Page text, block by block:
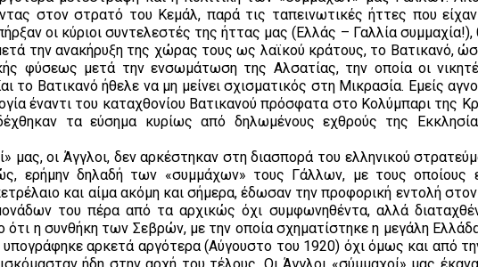
στον στρατό του Κεμάλ, παρά τις ταπεινωτικές ήττες που
οι κύριοι συντελεστές της ήττας μας (Ελλάς – Γαλλία συμμαχία!),
την ανακήρυξη της χώρας τους ως λαϊκού κράτους, το Βατικανό,
φύσεως μετά την ενσωμάτωση της Αλσατίας, την οποία οι
το Βατικανό ήθελε να μη μείνει σχισματικός στη Μικρασία. Εμείς
έναντι του καταχθονίου Βατικανού πρόσφατα στο Κολύμπαρι της
τα εύσημα κυρίως από δηλωμένους εχθρούς της
μας, οι Άγγλοι, δεν αρκέστηκαν στη διασπορά του ελληνικού
ερήμην δηλαδή των «συμμάχων» τους Γάλλων, με τους οποίους
και αίμα ακόμη και σήμερα, έδωσαν την προφορική εντολή
του πέρα από τα αρχικώς όχι συμφωνηθέντα, αλλά
ότι η συνθήκη των Σεβρών, με την οποία σχηματίστηκε η μεγάλη
αρκετά αργότερα (Αύγουστο του 1920) όχι όμως και από
ήδη στην αρχή του τέλους. Οι Άγγλοι «σύμμαχοί» μας